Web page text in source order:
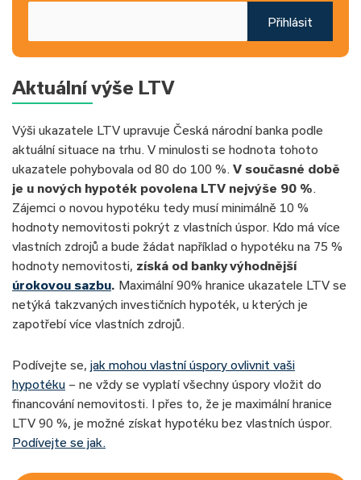
Přihlásit
Aktuální výše LTV
Výši ukazatele LTV upravuje Česká národní banka podle
aktuální situace na trhu. V minulosti se hodnota tohoto
ukazatele pohybovala od 80 do 100 %. V současné době
je u nových hypoték povolena LTV nejvýše 90 %.
Zájemci o novou hypotéku tedy musí minimálně 10 %
hodnoty nemovitosti pokrýt z vlastních úspor. Kdo má více
vlastních zdrojů a bude žádat například o hypotéku na 75 %
hodnoty nemovitosti, získá od banky výhodnější
úrokovou sazbu. Maximální 90% hranice ukazatele LTV se
netýká takzvaných investičních hypoték, u kterých je
zapotřebí více vlastních zdrojů.
Podívejte se, jak mohou vlastní úspory ovlivnit vaši
hypotéku – ne vždy se vyplatí všechny úspory vložit do
financování nemovitosti. I přes to, že je maximální hranice
LTV 90 %, je možné získat hypotéku bez vlastních úspor.
Podívejte se jak.